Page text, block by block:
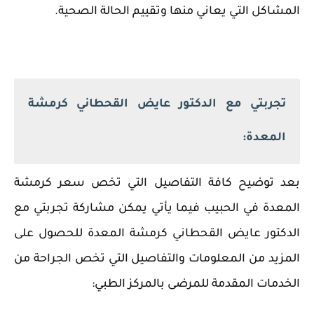
المشاكل التي يعاني منها وتقييم الحالة الصحية.
تجربتي مع الدكتور عايض القحطاني كرمشة
المعدة:
بعد توضيح كافة التفاصيل التي تخص سعر كرمشة
المعدة في الحبيب فيما يأتي يمكن مشاركة تجربتي مع
الدكتور عايض القحطاني كرمشة المعدة للحصول على
المزيد من المعلومات والتفاصيل التي تخص الجراحة من
الخدمات المقدمة للمرضى بالمركز الطبي: